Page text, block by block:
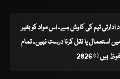
ادارتی ٹیم کی کاوش ہے۔ اس مواد کو بغیر
یا نقل کرنا درست نہیں۔ تمام
ہیں © 2026